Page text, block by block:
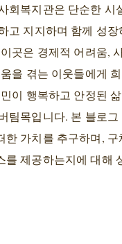
회복지관은 단순한 시
고 지지하며 함께 성
곳은 경제적 어려움,
을 겪는 이웃들에게
이 행복하고 안정된
팀목입니다. 본 블로
한 가치를 추구하며,
를 제공하는지에 대해